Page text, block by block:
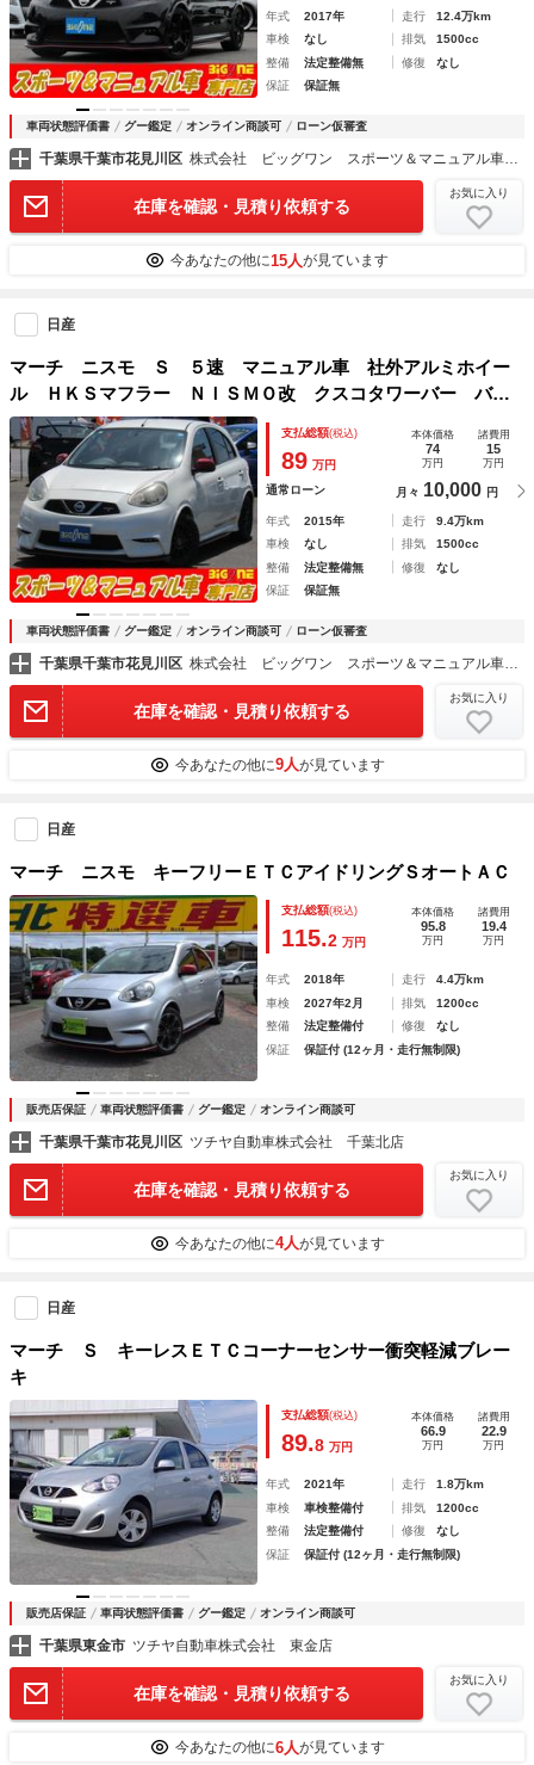
年式 2017年 走行
12.4万km
車検
なし 排気
1500cc
整備
法定整備無 修復
なし
保証
保証無
車両状態評価書 グー鑑定 オンライン商談可 ローン仮審査
千葉県千葉市花見川区 株式会社 ビッグワン スポーツ＆マニュアル車専門店
在庫を確認・見積り依頼する
お気に入り
今あなたの他に15人が見ています
日産
マーチ ニスモ Ｓ ５速 マニュアル車 社外アルミホイー
ル ＨＫＳマフラー ＮＩＳＭＯ改 クスコタワーバー バッ
クカメラ ナビ Ｂｌｕｅｔｏｏｔｈオーディオ ナビ ＥＴ
Ｃ ドラレコ
支払総額(税込)
89 万円
本体価格
74
万円
諸費用
15
万円
通常ローン 月々 10,000 円
年式 2015年 走行
9.4万km
車検
なし 排気
1500cc
整備
法定整備無 修復
なし
保証
保証無
車両状態評価書 グー鑑定 オンライン商談可 ローン仮審査
千葉県千葉市花見川区 株式会社 ビッグワン スポーツ＆マニュアル車専門店
在庫を確認・見積り依頼する
お気に入り
今あなたの他に9人が見ています
日産
マーチ ニスモ キーフリーＥＴＣアイドリングＳオートＡＣ
支払総額(税込)
115.2 万円
本体価格
95.8
万円
諸費用
19.4
万円
年式 2018年 走行
4.4万km
車検
2027年2月 排気
1200cc
整備
法定整備付 修復
なし
保証
保証付 (12ヶ月・走行無制限)
販売店保証 車両状態評価書 グー鑑定 オンライン商談可
千葉県千葉市花見川区 ツチヤ自動車株式会社 千葉北店
在庫を確認・見積り依頼する
お気に入り
今あなたの他に4人が見ています
日産
マーチ Ｓ キーレスＥＴＣコーナーセンサー衝突軽減ブレー
キ
支払総額(税込)
89.8 万円
本体価格
66.9
万円
諸費用
22.9
万円
年式 2021年 走行
1.8万km
車検
車検整備付 排気
1200cc
整備
法定整備付 修復
なし
保証
保証付 (12ヶ月・走行無制限)
販売店保証 車両状態評価書 グー鑑定 オンライン商談可
千葉県東金市 ツチヤ自動車株式会社 東金店
在庫を確認・見積り依頼する
お気に入り
今あなたの他に6人が見ています